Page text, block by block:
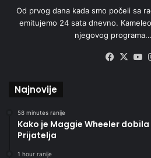
Od prvog dana kada smo počeli sa
emitujemo 24 sata dnevno.
njegovog programa...
X
Najnovije
58 minutes ranije
Kako je Maggie Wheeler
Prijatelja
1 hour ranije